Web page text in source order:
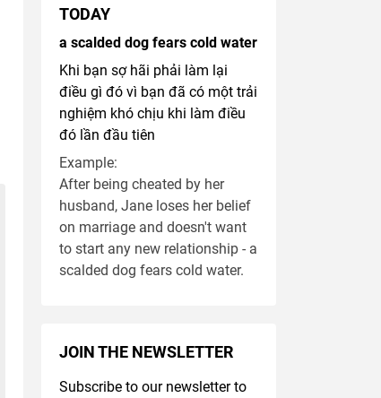
TODAY
a scalded dog fears cold water
Khi bạn sợ hãi phải làm lại
điều gì đó vì bạn đã có một trải
nghiệm khó chịu khi làm điều
đó lần đầu tiên
Example:
After being cheated by her
husband, Jane loses her belief
on marriage and doesn't want
to start any new relationship - a
scalded dog fears cold water.
JOIN THE NEWSLETTER
Subscribe to our newsletter to